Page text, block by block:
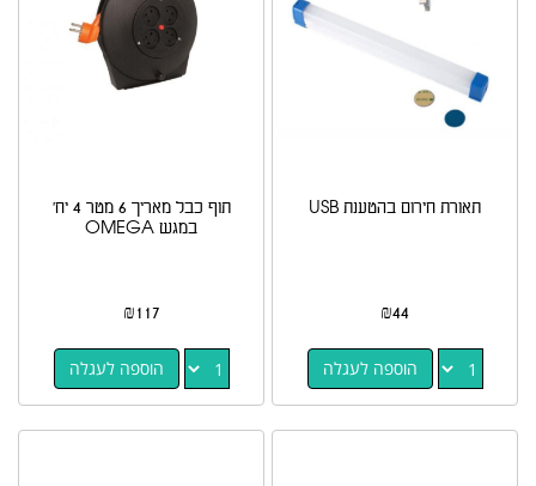
תאורת חירום בהטענת USB
₪44
הוספה לעגלה
תוף כבל מאריך 6 מטר 4 יח'
במגש OMEGA
₪117
הוספה לעגלה